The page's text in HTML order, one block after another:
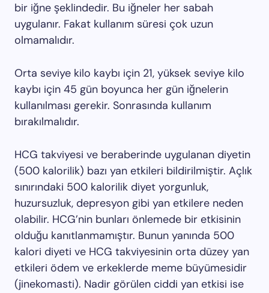
bir iğne şeklindedir. Bu iğneler her sabah
uygulanır. Fakat kullanım süresi çok uzun
olmamalıdır.
Orta seviye kilo kaybı için 21, yüksek seviye kilo
kaybı için 45 gün boyunca her gün iğnelerin
kullanılması gerekir. Sonrasında kullanım
bırakılmalıdır.
HCG takviyesi ve beraberinde uygulanan diyetin
(500 kalorilik) bazı yan etkileri bildirilmiştir. Açlık
sınırındaki 500 kalorilik diyet yorgunluk,
huzursuzluk, depresyon gibi yan etkilere neden
olabilir. HCG’nin bunları önlemede bir etkisinin
olduğu kanıtlanmamıştır. Bunun yanında 500
kalori diyeti ve HCG takviyesinin orta düzey yan
etkileri ödem ve erkeklerde meme büyümesidir
(jinekomasti). Nadir görülen ciddi yan etkisi ise